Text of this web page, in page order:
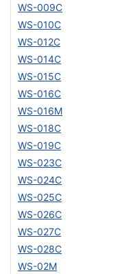
WS-009C
WS-010C
WS-012C
WS-014C
WS-015C
WS-016C
WS-016M
WS-018C
WS-019C
WS-023C
WS-024C
WS-025C
WS-026C
WS-027C
WS-028C
WS-02M